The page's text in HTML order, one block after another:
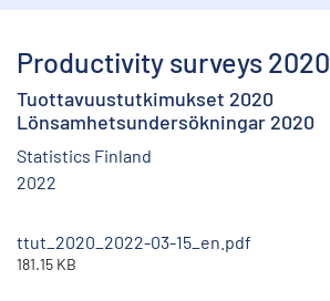
Productivity surveys 2020
Tuottavuustutkimukset 2020
Lönsamhetsundersökningar 2020
Statistics Finland
2022
ttut_2020_2022-03-15_en.pdf
181.15 KB